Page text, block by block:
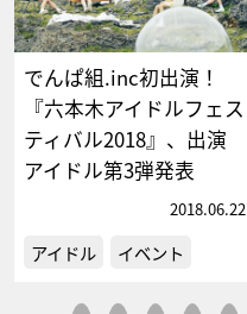
でんぱ組.inc初出演！
『六本木アイドルフェス
ティバル2018』、出演
アイドル第3弾発表
2018.06.22
アイドル イベント